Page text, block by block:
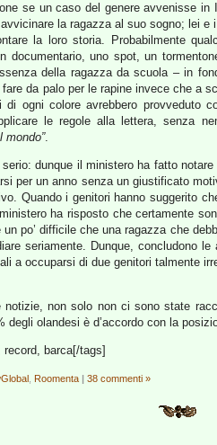
se un caso del genere avvenisse
la ragazza al suo sogno; lei
la loro storia. Probabilmente
documentario, uno spot, un
della ragazza da scuola – in
da palo per le rapine invece che a
di ogni colore avrebbero provveduto
le regole alla lettera, senza
mondo”.
dunque il ministero ha fatto
per un anno senza un giustificato
Quando i genitori hanno suggerito
ha risposto che certamente
po’ difficile che una ragazza che
seriamente. Dunque, concludono
a occuparsi di due genitori talmente
notizie, non solo non ci sono state
degli olandesi è d’accordo con la
barca[/tags]
Roomenta | 38 commenti »